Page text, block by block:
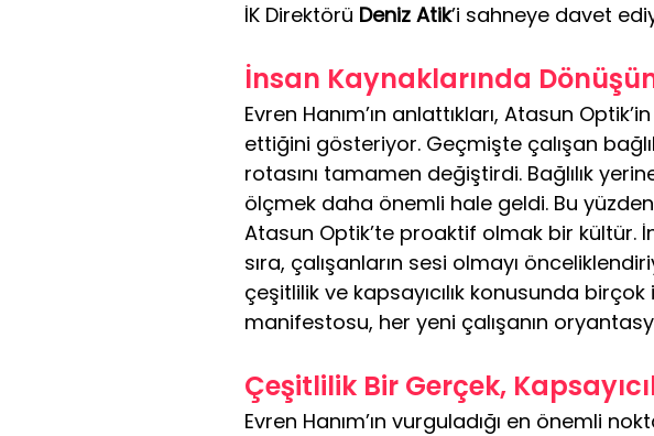
İK Direktörü Deniz Atik’i sahneye davet
İnsan Kaynaklarında
Evren Hanım’ın anlattıkları, Atasun
ettiğini gösteriyor. Geçmişte çalışan
rotasını tamamen değiştirdi. Bağlılık
ölçmek daha önemli hale geldi. Bu
Atasun Optik’te proaktif olmak bir kültür.
sıra, çalışanların sesi olmayı
çeşitlilik ve kapsayıcılık konusunda
manifestosu, her yeni çalışanın
Çeşitlilik Bir Gerçek,
Evren Hanım’ın vurguladığı en önemli